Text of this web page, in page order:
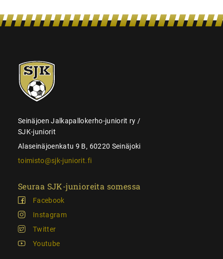
SJK-
juniorit
Seinäjoen Jalkapallokerho-juniorit ry /
SJK-juniorit
Alaseinäjoenkatu 9 B, 60220 Seinäjoki
toimisto@sjk-juniorit.fi
Seuraa SJK-junioreita somessa
Facebook
Instagram
Twitter
Youtube